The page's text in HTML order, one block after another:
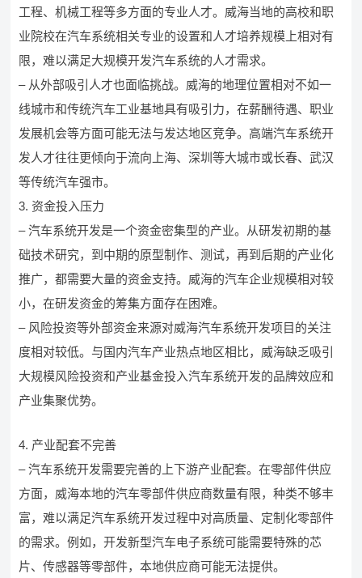
工程、机械工程等多方面的专业人才。威海当地的高校和职
业院校在汽车系统相关专业的设置和人才培养规模上相对有
限，难以满足大规模开发汽车系统的人才需求。
– 从外部吸引人才也面临挑战。威海的地理位置相对不如一
线城市和传统汽车工业基地具有吸引力，在薪酬待遇、职业
发展机会等方面可能无法与发达地区竞争。高端汽车系统开
发人才往往更倾向于流向上海、深圳等大城市或长春、武汉
等传统汽车强市。
3. 资金投入压力
– 汽车系统开发是一个资金密集型的产业。从研发初期的基
础技术研究，到中期的原型制作、测试，再到后期的产业化
推广，都需要大量的资金支持。威海的汽车企业规模相对较
小，在研发资金的筹集方面存在困难。
– 风险投资等外部资金来源对威海汽车系统开发项目的关注
度相对较低。与国内汽车产业热点地区相比，威海缺乏吸引
大规模风险投资和产业基金投入汽车系统开发的品牌效应和
产业集聚优势。
4. 产业配套不完善
– 汽车系统开发需要完善的上下游产业配套。在零部件供应
方面，威海本地的汽车零部件供应商数量有限，种类不够丰
富，难以满足汽车系统开发过程中对高质量、定制化零部件
的需求。例如，开发新型汽车电子系统可能需要特殊的芯
片、传感器等零部件，本地供应商可能无法提供。